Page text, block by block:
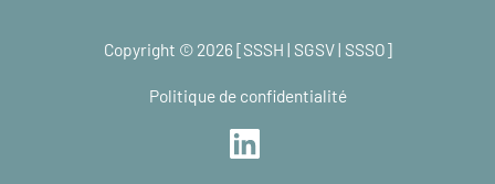
Copyright © 2026 [SSSH | SGSV | SSSO]
Politique de confidentialité